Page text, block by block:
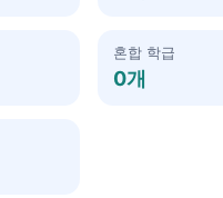
혼합 학급
0개